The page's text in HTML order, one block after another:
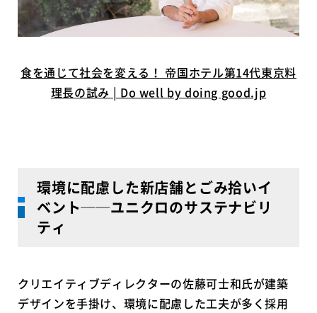
食を通じて社会を変える！ 帝国ホテル第14代東京料
理長の試み | Do well by doing good.jp
環境に配慮した新店舗とごみ拾いイ
ベント──ユニクロのサステナビリ
ティ
クリエイティブディレクターの佐藤可士和氏が建築
デザインを手掛け、環境に配慮した工夫が多く採用